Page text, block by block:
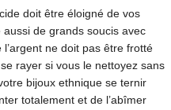
doit être éloigné de vos
aussi de grands soucis avec
ne doit pas être frotté
rayer si vous le nettoyez sans
bijoux ethnique se ternir
totalement et de l’abîmer